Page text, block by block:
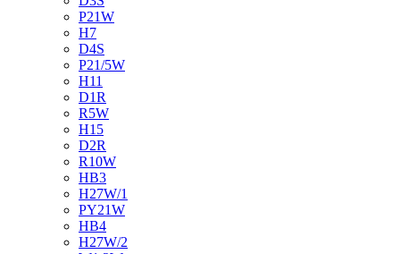
P21W
H7
D4S
P21/5W
H11
D1R
R5W
H15
D2R
R10W
HB3
H27W/1
PY21W
HB4
H27W/2